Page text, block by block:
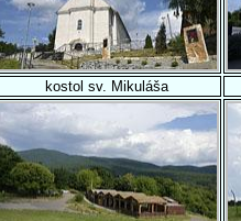
kostol sv. Mikuláša